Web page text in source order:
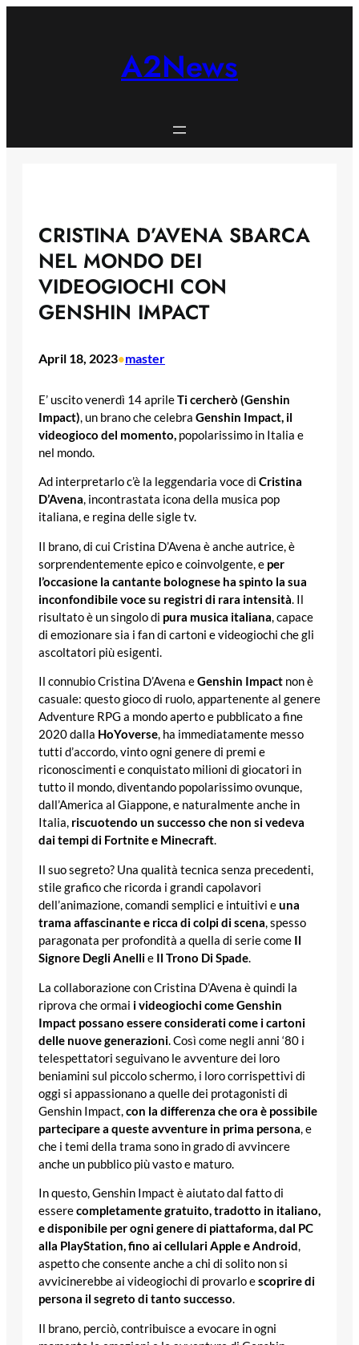
A2News
CRISTINA D’AVENA SBARCA
NEL MONDO DEI
VIDEOGIOCHI CON
GENSHIN IMPACT
April 18, 2023•master
E’ uscito venerdì 14 aprileTi cercherò (Genshin
Impact), un brano che celebra Genshin Impact, il
videogioco del momento, popolarissimo in Italia e
nel mondo.
Ad interpretarlo c’è la leggendaria voce di Cristina
D’Avena, incontrastata icona della musica pop
italiana, e regina delle sigle tv.
Il brano, di cui Cristina D’Avena è anche autrice, è
sorprendentemente epico e coinvolgente, e per
l’occasione la cantante bolognese ha spinto la sua
inconfondibile voce su registri di rara intensità. Il
risultato è un singolo di pura musica italiana, capace
di emozionare sia i fan di cartoni e videogiochi che gli
ascoltatori più esigenti.
Il connubio Cristina D’Avena eGenshin Impact non è
casuale: questo gioco di ruolo, appartenente al genere
Adventure RPG a mondo aperto e pubblicato a fine
2020 dalla HoYoverse, ha immediatamente messo
tutti d’accordo, vinto ogni genere di premi e
riconoscimenti e conquistato milioni di giocatori in
tutto il mondo, diventando popolarissimo ovunque,
dall’America al Giappone, e naturalmente anche in
Italia, riscuotendo un successo che non si vedeva
dai tempi di Fortnite e Minecraft.
Il suo segreto? Una qualità tecnica senza precedenti,
stile grafico che ricorda i grandi capolavori
dell’animazione, comandi semplici e intuitivi euna
trama affascinante e ricca di colpi di scena, spesso
paragonata per profondità a quella di serie come Il
Signore Degli Anellie Il Trono Di Spade.
La collaborazione con Cristina D’Avena è quindi la
riprova che ormai i videogiochi come Genshin
Impact possano essere considerati come i cartoni
delle nuove generazioni. Così come negli anni ‘80 i
telespettatori seguivano le avventure dei loro
beniamini sul piccolo schermo, i loro corrispettivi di
oggi si appassionano a quelle dei protagonisti di
Genshin Impact,con la differenza che ora è possibile
partecipare a queste avventure in prima persona, e
che i temi della trama sono in grado di avvincere
anche un pubblico più vasto e maturo.
In questo, Genshin Impact è aiutato dal fatto di
esserecompletamente gratuito, tradotto in italiano,
e disponibile per ogni genere di piattaforma, dal PC
alla PlayStation, fino ai cellulari Apple e Android,
aspetto che consente anche a chi di solito non si
avvicinerebbe ai videogiochi di provarlo escoprire di
persona il segreto di tanto successo.
Il brano, perciò, contribuisce a evocare in ogni